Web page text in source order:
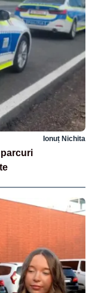
Ionuț Nichita
parcuri